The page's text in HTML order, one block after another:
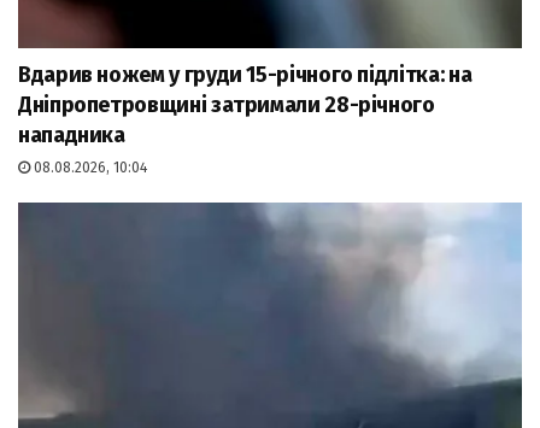
Вдарив ножем у груди 15-річного підлітка: на
Дніпропетровщині затримали 28-річного
нападника
08.08.2026, 10:04